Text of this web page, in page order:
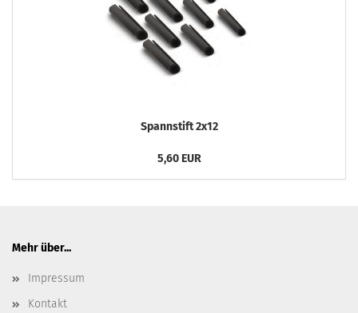
Spannstift 2x12
5,60 EUR
Mehr über...
Impressum
Kontakt